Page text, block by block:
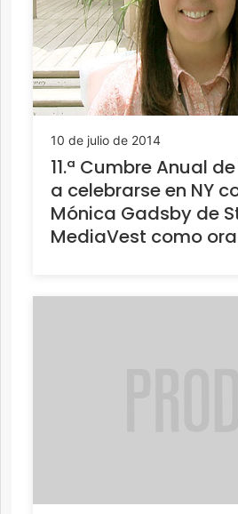
10 de julio de 2014
11.ª Cumbre Anual
a celebrarse en NY
Mónica Gadsby de
MediaVest como